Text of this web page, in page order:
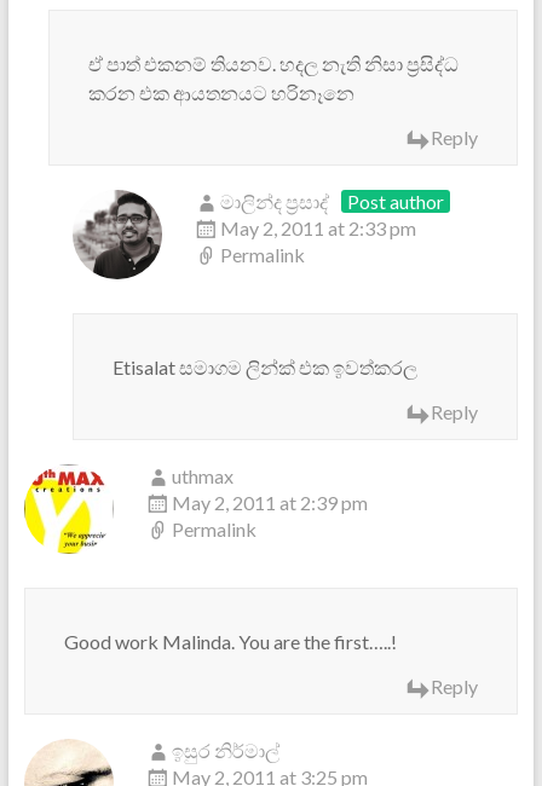
ඒ පාත් එකනම් තියනව. හදල නැති නිසා ප්‍රසිද්ධ
කරන එක ආයතනයට හරිනෑනෙ
Reply
මාලින්ද ප්‍රසාද්
Post author
May 2, 2011 at 2:33 pm
Permalink
Etisalat සමාගම ලින්ක් එක ඉවත්කරල
Reply
uthmax
May 2, 2011 at 2:39 pm
Permalink
Good work Malinda. You are the first…..!
Reply
ඉසුර නිර්මාල්
May 2, 2011 at 3:25 pm